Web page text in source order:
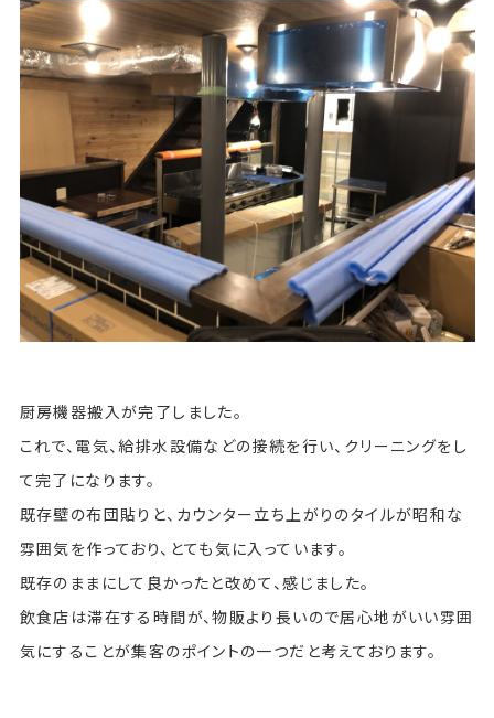
厨房機器搬入が完了しました。
これで、電気、給排水設備などの接続を行い、クリーニングをし
て完了になります。
既存壁の布団貼りと、カウンター立ち上がりのタイルが昭和な
雰囲気を作っており、とても気に入っています。
既存のままにして良かったと改めて、感じました。
飲食店は滞在する時間が、物販より長いので居心地がいい雰囲
気にすることが集客のポイントの一つだと考えております。